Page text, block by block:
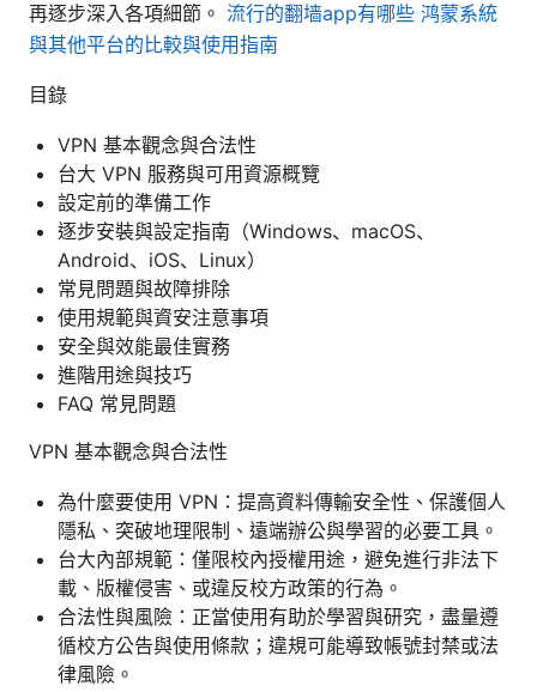
再逐步深入各項細節。 流行的翻墙app有哪些 鸿蒙系統
與其他平台的比較與使用指南
目錄
VPN 基本觀念與合法性
台大 VPN 服務與可用資源概覽
設定前的準備工作
逐步安裝與設定指南（Windows、macOS、
Android、iOS、Linux）
常見問題與故障排除
使用規範與資安注意事項
安全與效能最佳實務
進階用途與技巧
FAQ 常見問題
VPN 基本觀念與合法性
為什麼要使用 VPN：提高資料傳輸安全性、保護個人
隱私、突破地理限制、遠端辦公與學習的必要工具。
台大內部規範：僅限校內授權用途，避免進行非法下
載、版權侵害、或違反校方政策的行為。
合法性與風險：正當使用有助於學習與研究，盡量遵
循校方公告與使用條款；違規可能導致帳號封禁或法
律風險。